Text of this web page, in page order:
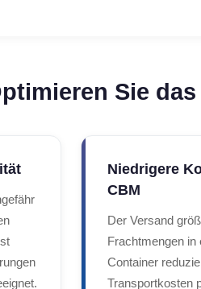
Sie
Niedrigere
CBM
Der Versand
Frachtmengen in
Container
Transportkosten